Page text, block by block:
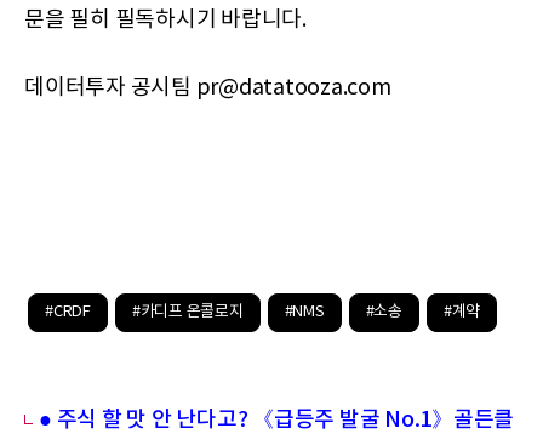
문을 필히 필독하시기 바랍니다.
데이터투자 공시팀 pr@datatooza.com
#CRDF #카디프 온콜로지 #NMS #소송 #계약
● 주식 할 맛 안 난다고? 《급등주 발굴 No.1》골든클